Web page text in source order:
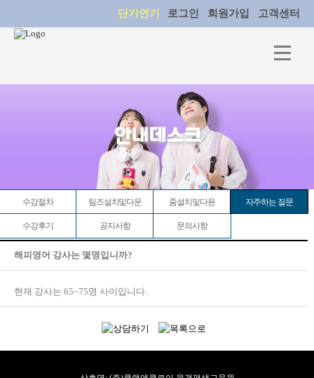
단기연기 로그인 회원가입 고객센터
안내데스크
수강절차 팀즈설치및다운 줌설치및다윤 자주하는 질문
수강후기 공지사항 문의사항
해피영어 강사는 몇명입니까?
현재 강사는 65~75명 사이입니다.